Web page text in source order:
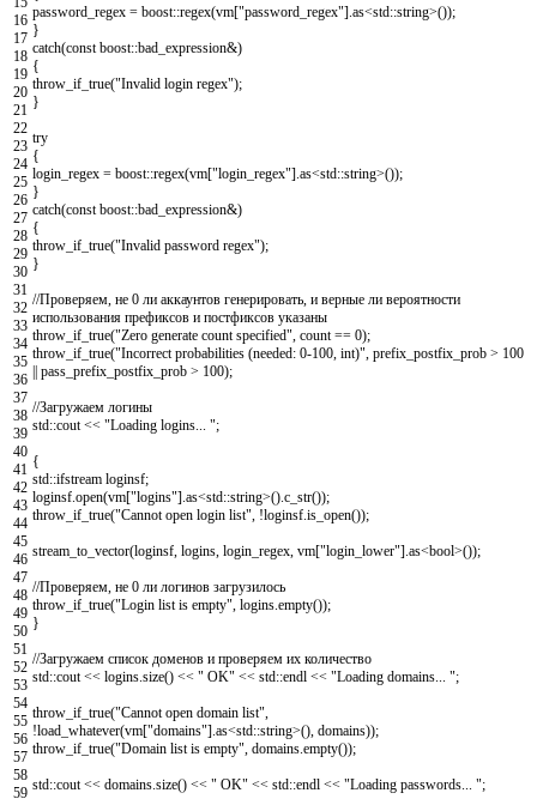
16
17
18
19
20
21
22
23
24
25
26
27
28
29
30
31
32
33
34
35
36
37
38
39
40
41
42
43
44
45
46
47
48
49
50
51
52
53
54
55
56
57
58
59
password_regex = boost::regex(vm["password_regex"] as<std::string>());
}
catch(const boost::bad_expression&)
{
throw_if_true("Invalid login regex");
}
try
{
login_regex = boost::regex(vm["login_regex"] as<std::string>());
}
catch(const boost::bad_expression&)
{
throw_if_true("Invalid password regex");
}
//Проверяем, не 0 ли аккаунтов генерировать, и верные ли вероятности
использования префиксов и постфиксов указаны
throw_if_true("Zero generate count specified" count == 0);
throw_if_true("Incorrect probabilities (needed: 0-100, int)" prefix_postfix_prob > 100
|| pass_prefix_postfix_prob > 100);
//Загружаем логины
std::cout << "Loading logins... ";
{
std::ifstream loginsf;
loginsf open(vm["logins"] as<std::string>() c_str());
throw_if_true("Cannot open login list" !loginsf is_open());
stream_to_vector(loginsf logins login_regex vm["login_lower"] as<bool>());
//Проверяем, не 0 ли логинов загрузилось
throw_if_true("Login list is empty" logins empty());
}
//Загружаем список доменов и проверяем их количество
std::cout << logins size() << " OK" << std::endl << "Loading domains... ";
throw_if_true("Cannot open domain list"
!load_whatever(vm["domains"] as<std::string>() domains));
throw_if_true("Domain list is empty" domains empty());
std::cout << domains size() << " OK" << std::endl << "Loading passwords... ";